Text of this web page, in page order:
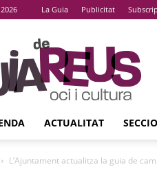
La Guia Publicitat
La
Guia
De
Reus
ACTUALITAT
L’Ajuntament actualitza la guia de